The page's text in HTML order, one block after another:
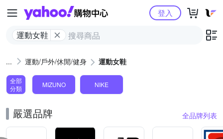
Yahoo購物中心
運動女鞋
登入
運動/戶外/休閒/健身 運動女鞋
全部
分類
MIZUNO NIKE
嚴選品牌 全品牌列表